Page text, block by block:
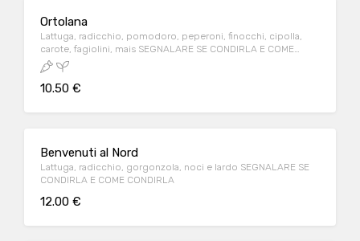
Ortolana
Lattuga, radicchio, pomodoro, peperoni, finocchi, cipolla,
carote, fagiolini, mais SEGNALARE SE CONDIRLA E COME
CONDIRLA
10.50 €
Benvenuti al Nord
Lattuga, radicchio, gorgonzola, noci e lardo SEGNALARE SE
CONDIRLA E COME CONDIRLA
12.00 €